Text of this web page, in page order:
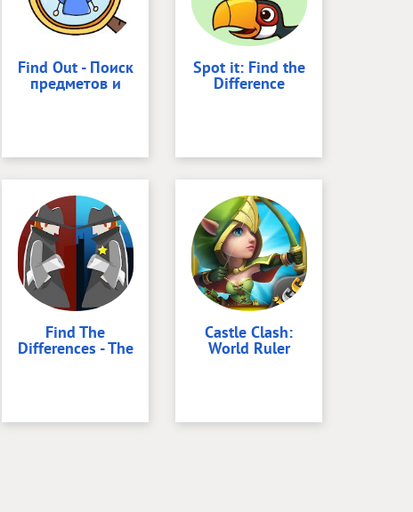
Find Out - Поиск
предметов и
Spot it: Find the
Difference
Find The
Differences - The
Castle Clash:
World Ruler